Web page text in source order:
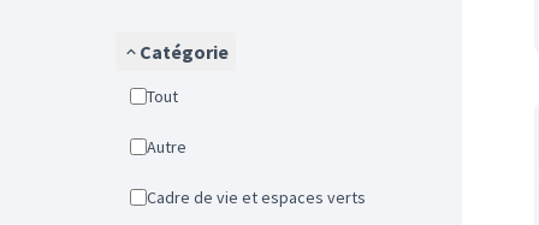
Catégorie
Tout
Autre
Cadre de vie et espaces verts